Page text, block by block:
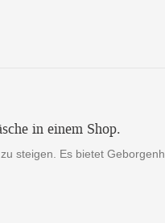
in einem Shop.
steigen. Es bietet